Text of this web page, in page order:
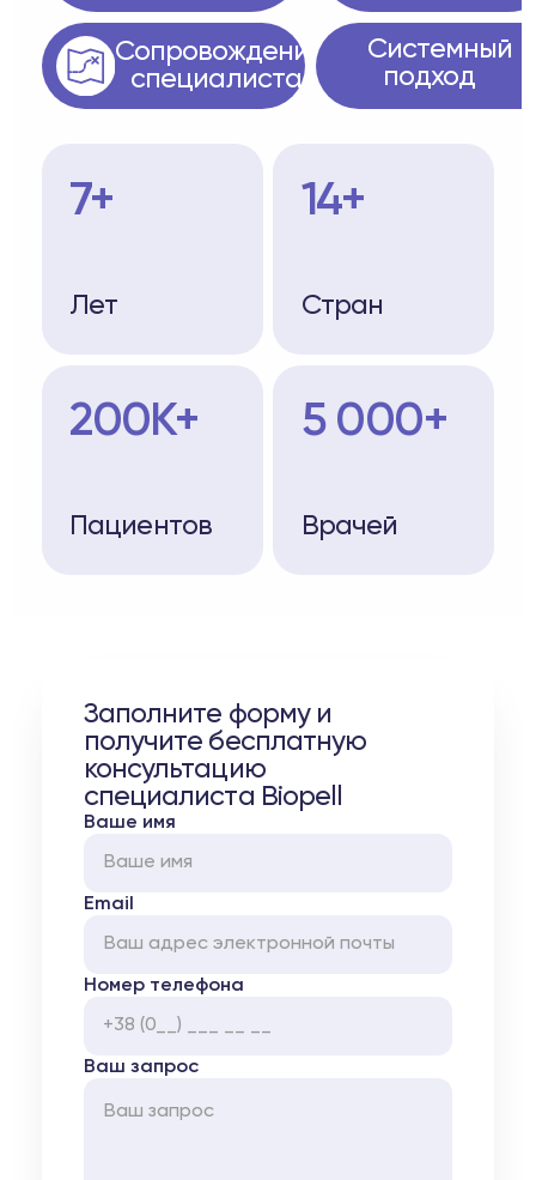
Сопровождение
специалиста
Системный
подход
7+
Лет
14+
Стран
200K+
Пациентов
5 000+
Врачей
Заполните форму и
получите бесплатную
консультацию
специалиста Biopell
Ваше имя
Email
Номер телефона
Ваш запрос